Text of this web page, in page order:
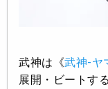
武神は《武神-ヤ
展開・ビートす